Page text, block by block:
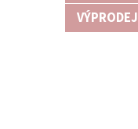
VÝPRODEJ